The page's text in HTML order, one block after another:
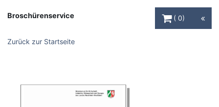
Broschürenservice
0
Zurück zur Startseite